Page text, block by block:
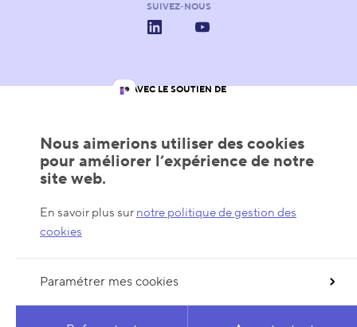
SUIVEZ-NOUS
LinkedInYouTube
AVEC LE SOUTIEN DE
Nous aimerions utiliser des cookies
pour améliorer l’expérience de notre
site web.
En savoir plus sur notre politique de gestion des
cookies
Paramétrer mes cookies